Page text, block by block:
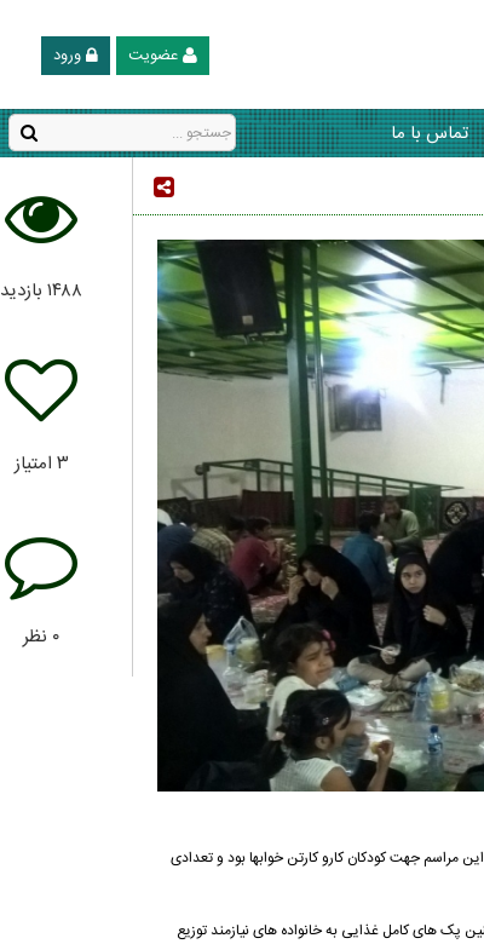
ورود عضویت
تماس با ما
مراسم جهت کودکان کارو کارتن خوابها بود و تعدادی
افطار امدند و همچنین پک های کامل غذایی به خانواده های نیازمند توزیع
۱۴۸۸ بازدید
۳ امتیاز
۰ نظر